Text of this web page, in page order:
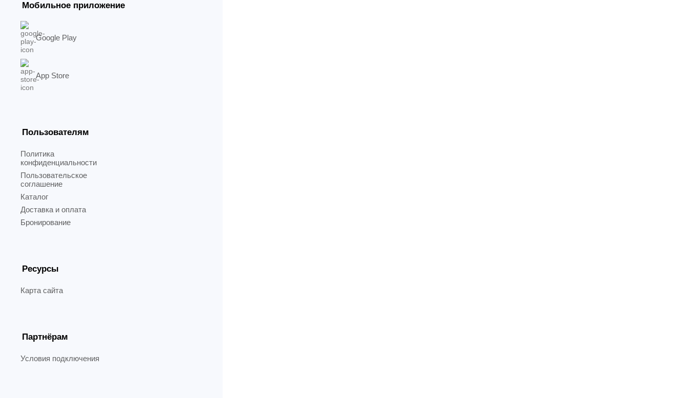
Мобильное приложение
Google Play
App Store
Пользователям
Политика
конфиденциальности
Пользовательское
соглашение
Каталог
Доставка и оплата
Бронирование
Ресурсы
Карта сайта
Партнёрам
Условия подключения